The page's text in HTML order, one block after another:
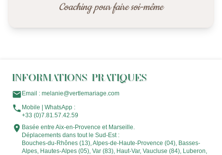
Coaching pour faire soi-même
INFORMATIONS PRATIQUES
Email : melanie@vertlemariage.com
Mobile | WhatsApp :
+33 (0)7.81.57.42.59
Basée entre Aix-en-Provence et Marseille.
Déplacements dans tout le Sud-Est :
Bouches-du-Rhônes (13), Alpes-de-Haute-Provence (04), Basses-
Alpes, Hautes-Alpes (05), Var (83), Haut-Var, Vaucluse (84), Luberon,